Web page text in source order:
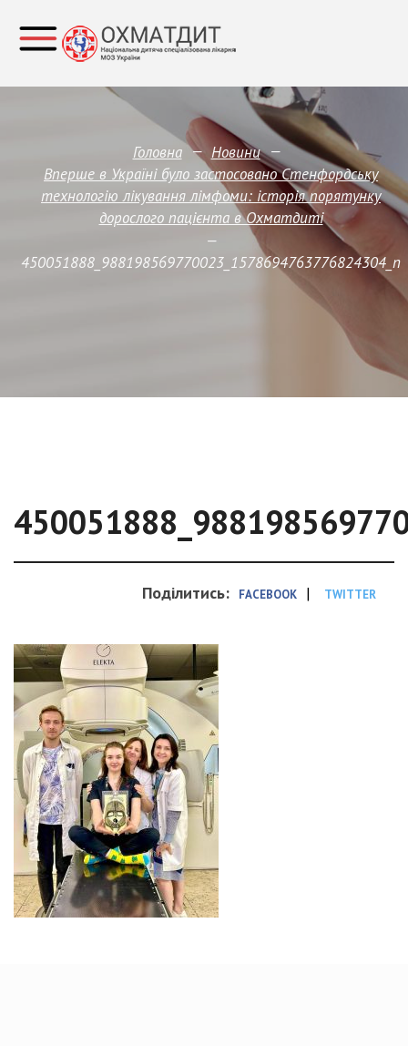
Головна — Новини —
Вперше в Україні було застосовано Стенфордську
технологію лікування лімфоми: історія порятунку
дорослого пацієнта в Охматдиті
—
450051888_988198569770023_1578694763776824304_n
Поділитись: FACEBOOK | TWITTER